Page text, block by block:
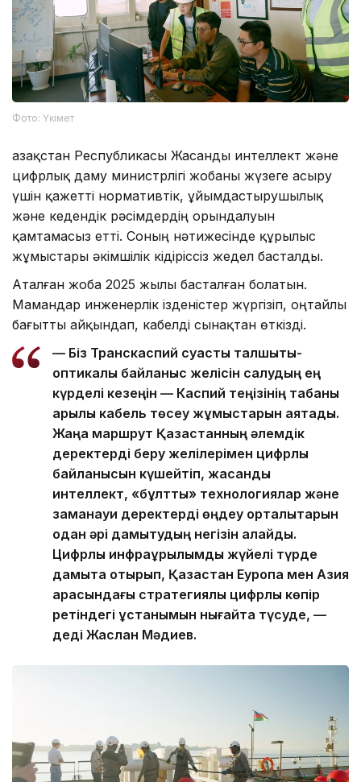
Фото: Үкімет
Қазақстан Республикасы Жасанды интеллект және
цифрлық даму министрлігі жобаны жүзеге асыру
үшін қажетті нормативтік, ұйымдастырушылық
және кедендік рәсімдердің орындалуын
қамтамасыз етті. Соның нәтижесінде құрылыс
жұмыстары әкімшілік кідіріссіз жедел басталды.
Аталған жоба 2025 жылы басталған болатын.
Мамандар инженерлік ізденістер жүргізіп, оңтайлы
бағытты айқындап, кабелді сынақтан өткізді.
— Біз Транскаспий суасты талшықты-
оптикалық байланыс желісін салудың ең
күрделі кезеңін — Каспий теңізінің табаны
арқылы кабель төсеу жұмыстарын аяқтадық.
Жаңа маршрут Қазақстанның әлемдік
деректерді беру желілерімен цифрлық
байланысын күшейтіп, жасанды
интеллект, «бұлтты» технологиялар және
заманауи деректерді өңдеу орталықтарын
одан әрі дамытудың негізін қалайды.
Цифрлық инфрақұрылымды жүйелі түрде
дамыта отырып, Қазақстан Еуропа мен Азия
арасындағы стратегиялық цифрлық көпір
ретіндегі ұстанымын нығайта түсуде, —
деді Жаслан Мәдиев.